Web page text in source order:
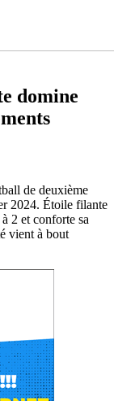
domine
de deuxième
2024. Étoile filante
2 et conforte sa
vient à bout